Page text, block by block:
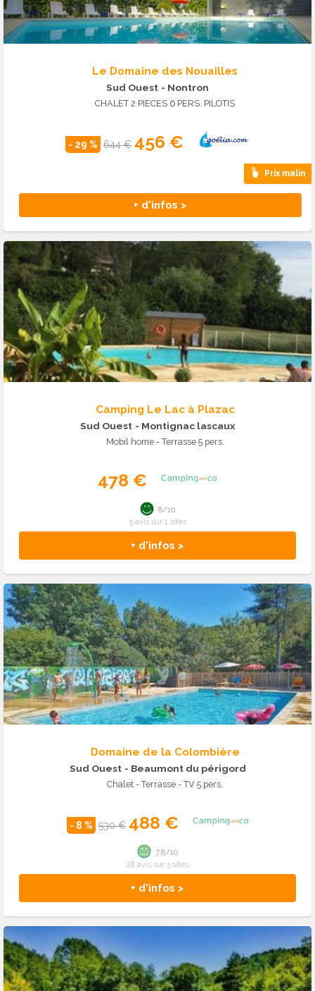
Le Domaine des Nouailles
Sud Ouest - Nontron
CHALET 2 PIECES 6 PERS. PILOTIS
- 29 % 644 € 456 €
Prix malin
+ d'infos >
Camping Le Lac à Plazac
Sud Ouest - Montignac lascaux
Mobil home - Terrasse 5 pers.
478 €
+ d'infos >
8/10
5 avis sur 1 sites
Domaine de la Colombière
Sud Ouest - Beaumont du périgord
Chalet - Terrasse - TV 5 pers.
- 8 % 530 € 488 €
+ d'infos >
7.8/10
28 avis sur 3 sites